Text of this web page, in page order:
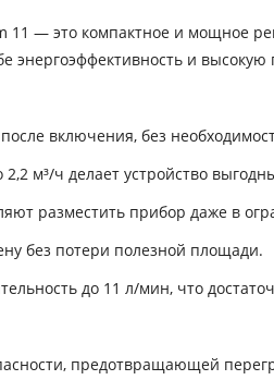
11 — это компактное и мощное
энергоэффективность и
включения, без
м³/ч делает устройство
разместить прибор даже в
без потери полезной площади.
до 11 л/мин, что
предотвращающей